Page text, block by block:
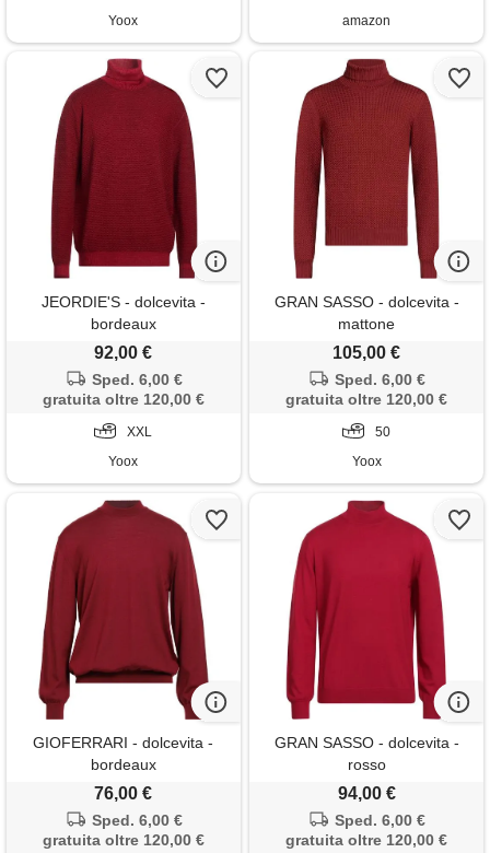
Yoox
amazon
JEORDIE'S - dolcevita -
bordeaux
92,00 €
Sped. 6,00 €
gratuita oltre 120,00 €
XXL
Yoox
GRAN SASSO - dolcevita -
mattone
105,00 €
Sped. 6,00 €
gratuita oltre 120,00 €
50
Yoox
GIOFERRARI - dolcevita -
bordeaux
76,00 €
Sped. 6,00 €
gratuita oltre 120,00 €
GRAN SASSO - dolcevita -
rosso
94,00 €
Sped. 6,00 €
gratuita oltre 120,00 €